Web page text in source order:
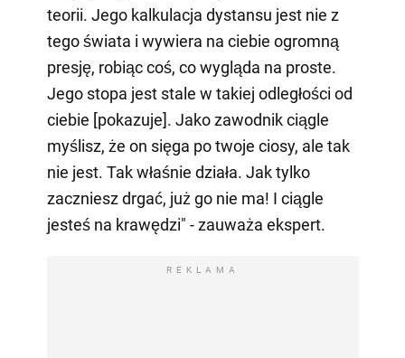
teorii. Jego kalkulacja dystansu jest nie z
tego świata i wywiera na ciebie ogromną
presję, robiąc coś, co wygląda na proste.
Jego stopa jest stale w takiej odległości od
ciebie [pokazuje]. Jako zawodnik ciągle
myślisz, że on sięga po twoje ciosy, ale tak
nie jest. Tak właśnie działa. Jak tylko
zaczniesz drgać, już go nie ma! I ciągle
jesteś na krawędzi" - zauważa ekspert.
REKLAMA